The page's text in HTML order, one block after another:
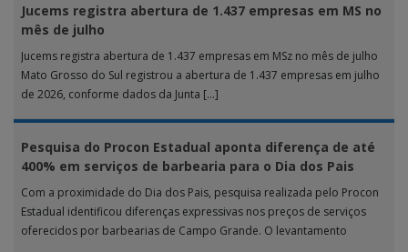
Jucems registra abertura de 1.437 empresas em MS no
mês de julho
Jucems registra abertura de 1.437 empresas em MSz no mês de julho
Mato Grosso do Sul registrou a abertura de 1.437 empresas em julho
de 2026, conforme dados da Junta […]
Pesquisa do Procon Estadual aponta diferença de até
400% em serviços de barbearia para o Dia dos Pais
Com a proximidade do Dia dos Pais, pesquisa realizada pelo Procon
Estadual identificou diferenças expressivas nos preços de serviços
oferecidos por barbearias de Campo Grande. O levantamento